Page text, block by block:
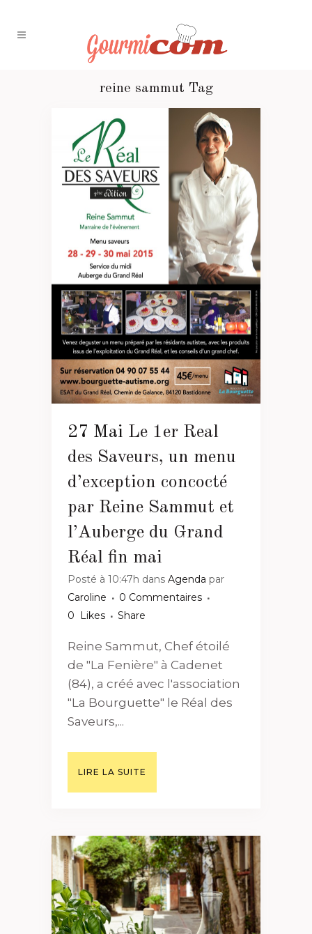
reine sammut Tag
27 Mai Le 1er Real
des Saveurs, un menu
d’exception concocté
par Reine Sammut et
l’Auberge du Grand
Réal fin mai
Posté à 10:47h dans Agenda par
Caroline
0 Commentaires
0
Likes Share
Reine Sammut, Chef étoilé
de "La Fenière" à Cadenet
(84), a créé avec l'association
"La Bourguette" le Réal des
Saveurs,...
LIRE LA SUITE